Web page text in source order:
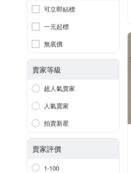
可立即結標
一元起標
無底價
賣家等級
超人氣賣家
人氣賣家
拍賣新星
賣家評價
1-100